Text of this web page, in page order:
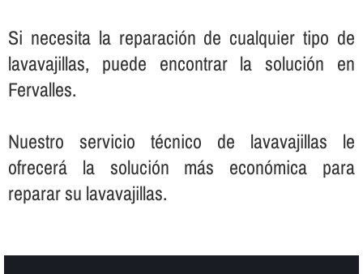
Si necesita la reparación de cualquier tipo de
lavavajillas, puede encontrar la solución en
Fervalles.
Nuestro servicio técnico de lavavajillas le
ofrecerá la solución más económica para
reparar su lavavajillas.